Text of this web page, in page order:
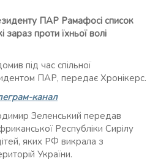
ПАР Рамафосі список
зараз проти їхньої волі
під час спільної
ПАР, передає Хронікерс.
канал
Зеленський передав
Республіки Сирілу
яких РФ викрала з
України.